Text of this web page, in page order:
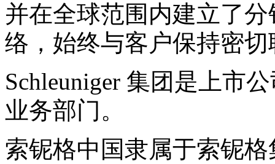
并在全球范围内建立了
络，始终与客户保持密切
Schleuniger 集团是上市
业务部门。
索铌格中国隶属于索铌